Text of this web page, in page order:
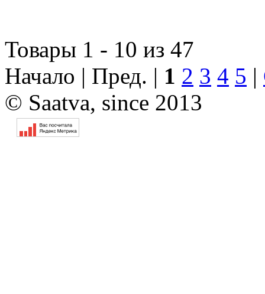
Товары 1 - 10 из 47
Начало | Пред. | 1 2 3 4 5 |
© Saatva, since 2013